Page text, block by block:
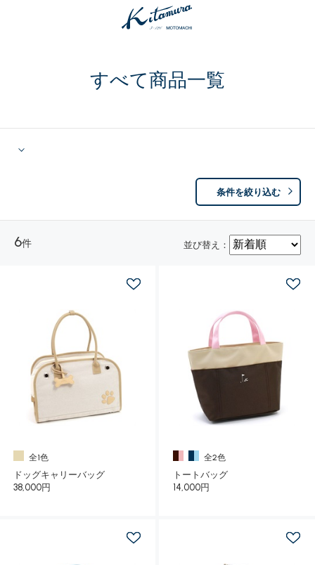
すべて商品一覧
条件を絞り込む
6件 並び替え：
全1色
ドッグキャリーバッグ
38,000円
全2色
トートバッグ
14,000円